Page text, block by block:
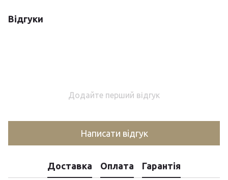
Відгуки
Додайте перший відгук
Написати відгук
Доставка Оплата Гарантія